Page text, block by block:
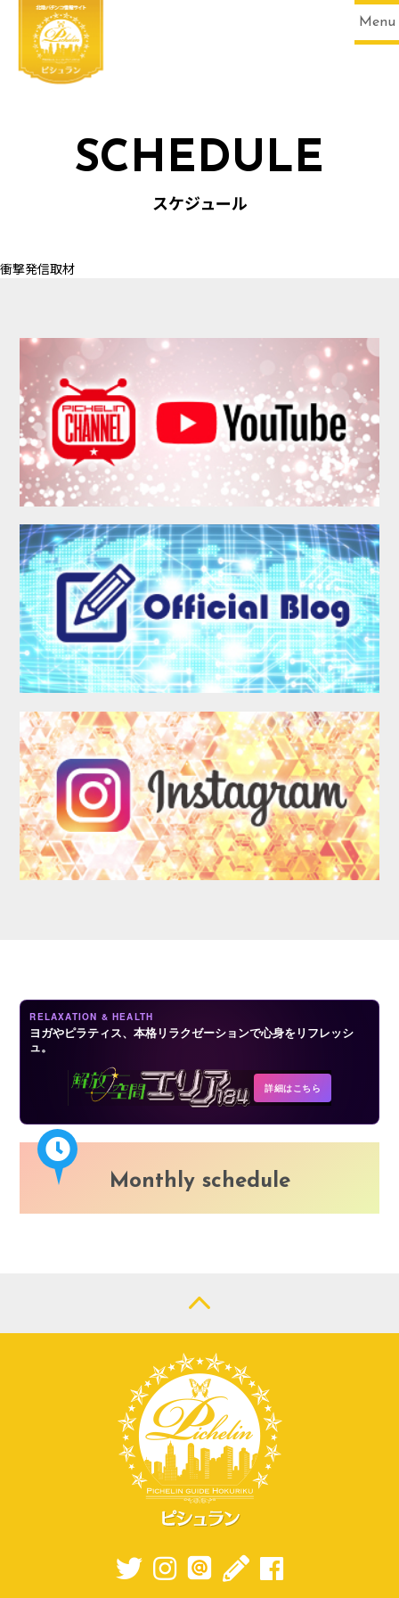
Menu
SCHEDULE
MEMBER
AUDITION
LOGIN
SCHEDULE
スケジュール
衝撃発信取材
RELAXATION & HEALTH
ヨガやピラティス、本格リラクゼーションで心身をリフレッシ
ュ。
詳細はこちら
Monthly schedule